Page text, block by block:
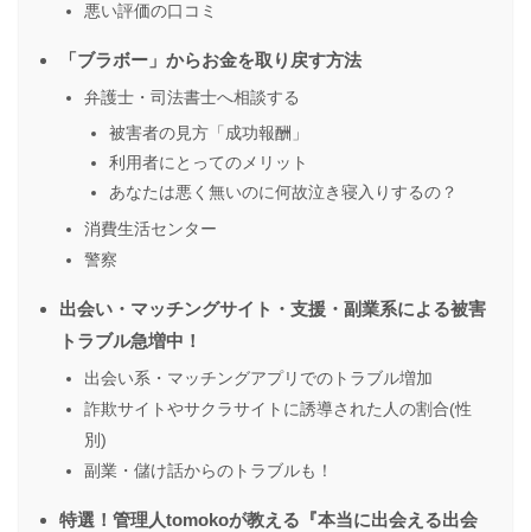
悪い評価の口コミ
「ブラボー」からお金を取り戻す方法
弁護士・司法書士へ相談する
被害者の見方「成功報酬」
利用者にとってのメリット
あなたは悪く無いのに何故泣き寝入りするの？
消費生活センター
警察
出会い・マッチングサイト・支援・副業系による被害
トラブル急増中！
出会い系・マッチングアプリでのトラブル増加
詐欺サイトやサクラサイトに誘導された人の割合(性
別)
副業・儲け話からのトラブルも！
特選！管理人tomokoが教える『本当に出会える出会